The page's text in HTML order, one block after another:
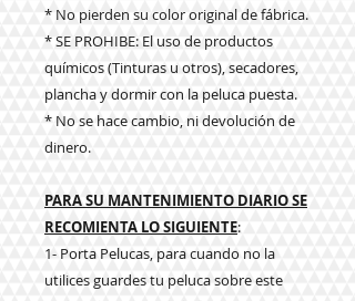
* No pierden su color original de fábrica.
* SE PROHIBE: El uso de productos
químicos (Tinturas u otros), secadores,
plancha y dormir con la peluca puesta.
* No se hace cambio, ni devolución de
dinero.
PARA SU MANTENIMIENTO DIARIO SE
RECOMIENTA LO SIGUIENTE:
1- Porta Pelucas, para cuando no la
utilices guardes tu peluca sobre este